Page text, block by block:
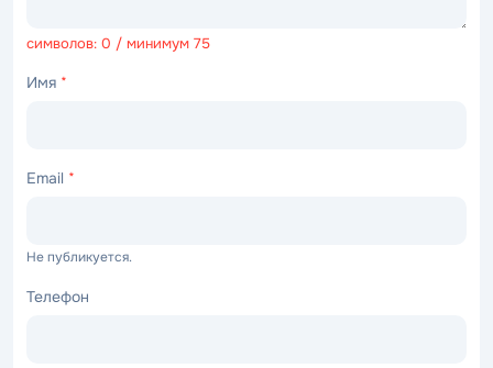
символов: 0 / минимум 75
Имя *
Email *
Не публикуется.
Телефон